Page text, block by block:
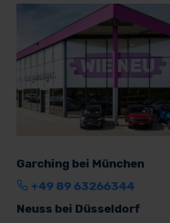
Garching bei München
+49 89 63266344
Neuss bei Düsseldorf